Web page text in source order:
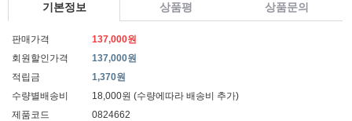
기본정보 상품평 상품문의
판매가격
137,000원
회원할인가격
137,000원
적립금
1,370원
수량별배송비
18,000원 (수량에따라 배송비 추가)
제품코드
0824662